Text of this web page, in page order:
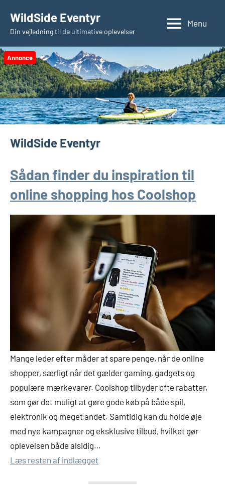
indhold
WildSide Eventyr
Din vejledning til de ultimative oplevelser
Menu
Annonce
WildSide Eventyr
Sådan finder du inspiration til
online shopping hos Coolshop
Mange leder efter måder at spare penge, når de online
shopper, særligt når det gælder gaming, gadgets og
populære mærkevarer. Coolshop tilbyder ofte rabatter,
som gør det muligt at gøre gode køb på både spil,
elektronik og meget andet. Samtidig kan du holde øje
med nye kampagner og eksklusive tilbud, hvilket gør
oplevelsen både alsidig…
Læs resten af indlægget